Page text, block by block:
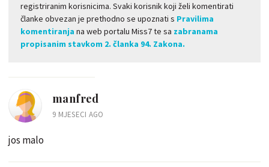
registriranim korisnicima. Svaki korisnik koji želi komentirati
članke obvezan je prethodno se upoznati s Pravilima
komentiranja na web portalu Miss7 te sa zabranama
propisanim stavkom 2. članka 94. Zakona.
manfred
9 MJESECI AGO
jos malo